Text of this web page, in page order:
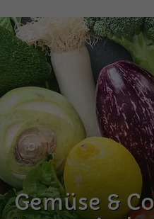
Gemüse &